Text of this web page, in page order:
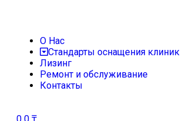
О Нас
Стандарты оснащения клиник
Лизинг
Ремонт и обслуживание
Контакты